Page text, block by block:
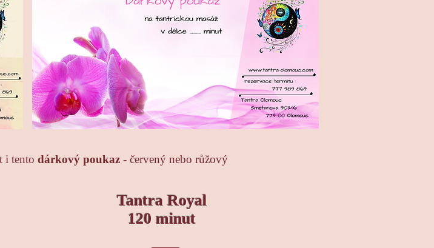
i tento dárkový poukaz - červený nebo růžový
Tantra Royal
120 minut